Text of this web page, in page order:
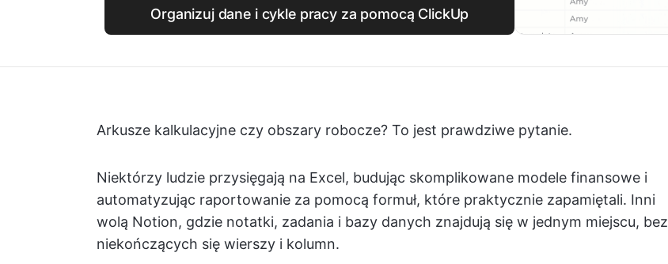
Organizuj dane i cykle pracy za pomocą ClickUp
Arkusze kalkulacyjne czy obszary robocze? To jest prawdziwe pytanie.
Niektórzy ludzie przysięgają na Excel, budując skomplikowane modele finansowe i
automatyzując raportowanie za pomocą formuł, które praktycznie zapamiętali. Inni
wolą Notion, gdzie notatki, zadania i bazy danych znajdują się w jednym miejscu, bez
niekończących się wierszy i kolumn.